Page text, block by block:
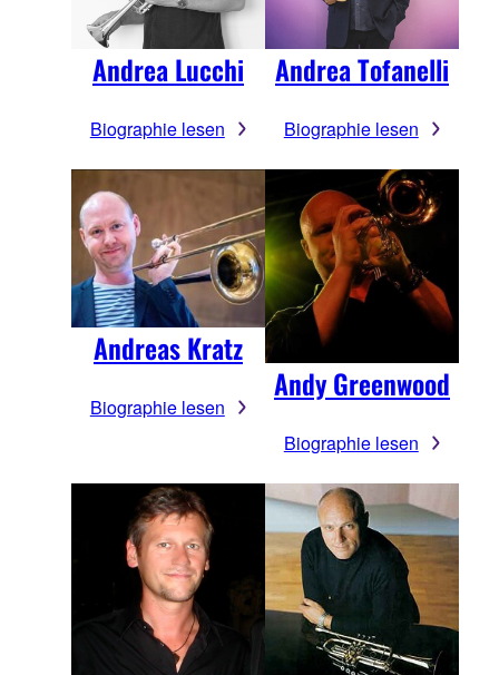
Andrea Lucchi
Biographie lesen
Andrea Tofanelli
Biographie lesen
Andreas Kratz
Biographie lesen
Andy Greenwood
Biographie lesen